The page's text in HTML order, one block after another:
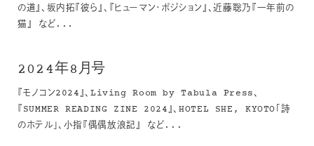
の道』、坂内拓『彼ら』、『ヒューマン・ポジション』、近藤聡乃『一年前の
猫』 など...
2024年8月号
『モノコン2024』、Living Room by Tabula Press、
『SUMMER READING ZINE 2024』、HOTEL SHE, KYOTO「詩
のホテル」、小指『偶偶放浪記』 など...